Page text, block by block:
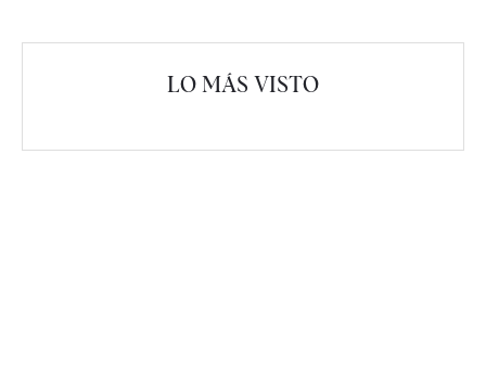
LO MÁS VISTO